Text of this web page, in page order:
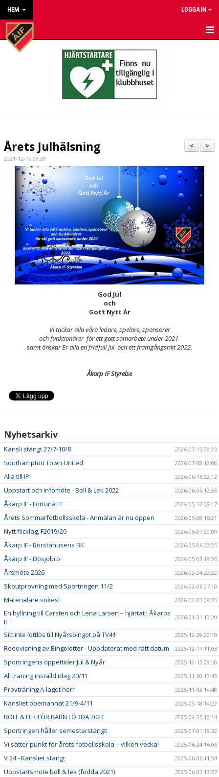
HEM LOGGA IN
HEM
KONTAKT ÅKARP IF
OM FÖRENINGEN
DOKUMENT
BESTÄLL VÅRA KLUBBKLÄDER
>
<
Årets Julhälsning
2021-12-16 09:39
God Jul
och
Gott Nytt År
Vi tackar alla våra ledare, spelare, sponsorer
och funktionärer för ett gott samarbeteunder 2021
samtönskar Er alla en fridfull Jul och ett framgångsrikt 2022.
Åkarp IF Styrelse
Nyhetsarkiv
Kansli stängt 27/7-10/8 2026-07-15 09:23
Southampton Town United 2026-07-08 12:08
Alla till IP! 2026-06-16 22:12
Uppstart och infomöte - Boll & Lek 2022 2026-06-05 12:36
Åkarp IF - Fortuna FF 2026-05-17 08:17
Årets Sommarfotbollsskola - Anmälan är nu öppen 2026-05-08 15:21
Nytt flicklag, F2019/20 2026-05-07 20:09
Åkarp IF - Borstahusens BK 2026-05-06 22:25
Åkarp IF - Dösjöbro 2026-05-03 19:36
Årsmöte 2026 2026-02-24 22:22
Skoutprovning med Sportringen 11/2 2026-02-06 07:10
Materialare sökes! 2026-02-03 09:35
En hyllning till Carsten och Lena Larsen – hjärtat i Åkarps
IF
2026-01-31 13:20
Sitt inte lottlös till Nyårsbingot på TV4!!! 2025-12-29 20:10
Redovisning av Bingolotter - Uppdaterat med rätt datum 2025-12-17 11:03
Sportringens öppettider Jul & Nyår 2025-12-12 09:50
All träning inställd idag 20/11 2025-11-20 13:43
Provträning A-laget herr 2025-11-03 14:48
Kansliet obemannat 21/9-4/11 2025-09-18 14:22
BOLL & LEK FÖR BARN FÖDDA 2021 2025-08-25 10:14
Sportringen håller semesterstängt! 2025-07-01 18:32
Vi sätter punkt för årets fotbollsskola – vilken vecka! 2025-06-24 16:06
V 24 - Kansliet stängt 2025-06-06 11:54
Uppstartsmöte boll & lek (födda 2021) 2025-06-03 13:37